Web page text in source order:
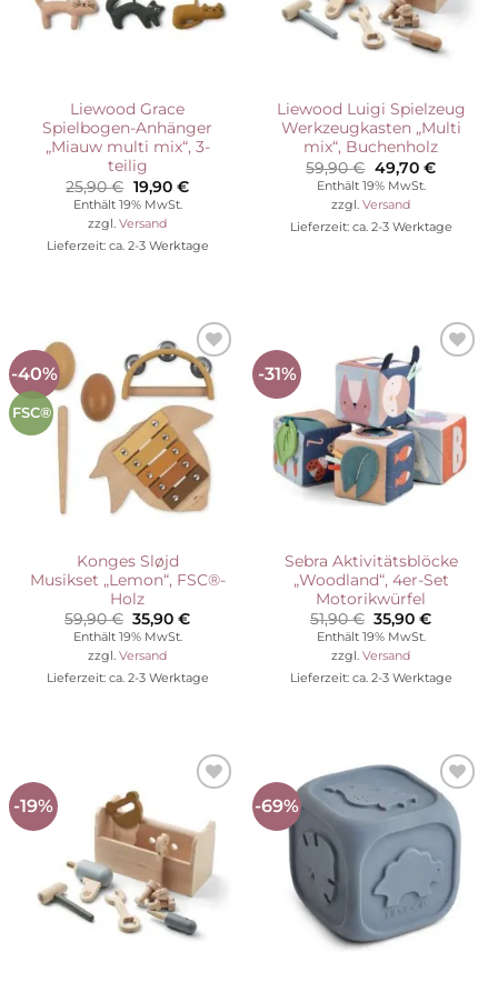
Liewood Grace
Spielbogen-Anhänger
„Miauw multi mix“, 3-
teilig
25,90€ Ursprünglicher
Preis
war:
25,90 €
19,90 €Aktueller
Enthält 19% MwSt.
zzgl. Versand
Lieferzeit: ca. 2-3 Werktage
Liewood Luigi Spielzeug
Werkzeugkasten „Multi
mix“, Buchenholz
59,90€ Ursprünglicher
Preis
war:
59,90 €
49,70 €
Enthält 19% MwSt.
zzgl. Versand
Lieferzeit: ca. 2-3 Werktage
-40%
FSC®
Auf die
Wunschliste
Konges Sløjd
Musikset „Lemon“, FSC®-
Holz
59,90€ Ursprünglicher
Preis
war:
59,90 €
35,90€Aktueller
Enthält 19% MwSt.
zzgl. Versand
Lieferzeit: ca. 2-3 Werktage
-31%
Auf die
Wunschliste
Sebra Aktivitätsblöcke
„Woodland“, 4er-Set
Motorikwürfel
51,90€ Ursprünglicher
Preis
war:
51,90 €
35,90€
Enthält 19% MwSt.
zzgl. Versand
Lieferzeit: ca. 2-3 Werktage
-19%
Wunschliste
-69%
Auf die
Wunschliste